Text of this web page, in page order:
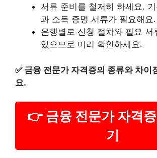
서류 준비를 철저히 하세요.
과 소득 증명 서류가 필요해요.
은행별로 신청 절차와 필요 서
있으므로 미리 확인하세요.
✅ 금융 전문가 자격증의 종류와 차이
요.
👉 금융 전문가 자격
기